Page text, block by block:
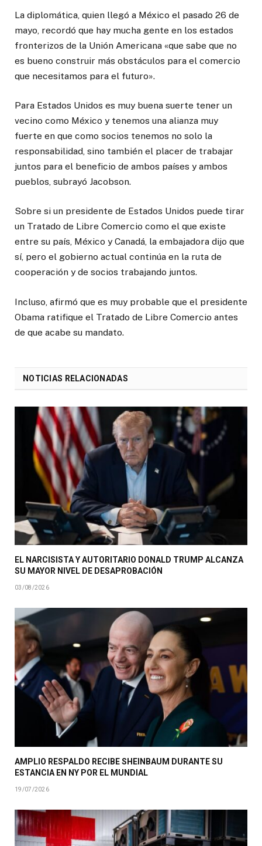
La diplomática, quien llegó a México el pasado 26 de
mayo, recordó que hay mucha gente en los estados
fronterizos de la Unión Americana «que sabe que no
es bueno construir más obstáculos para el comercio
que necesitamos para el futuro».
Para Estados Unidos es muy buena suerte tener un
vecino como México y tenemos una alianza muy
fuerte en que como socios tenemos no solo la
responsabilidad, sino también el placer de trabajar
juntos para el beneficio de ambos países y ambos
pueblos, subrayó Jacobson.
Sobre si un presidente de Estados Unidos puede tirar
un Tratado de Libre Comercio como el que existe
entre su país, México y Canadá, la embajadora dijo que
sí, pero el gobierno actual continúa en la ruta de
cooperación y de socios trabajando juntos.
Incluso, afirmó que es muy probable que el presidente
Obama ratifique el Tratado de Libre Comercio antes
de que acabe su mandato.
NOTICIAS RELACIONADAS
EL NARCISISTA Y AUTORITARIO DONALD TRUMP ALCANZA
SU MAYOR NIVEL DE DESAPROBACIÓN
03/08/2026
AMPLIO RESPALDO RECIBE SHEINBAUM DURANTE SU
ESTANCIA EN NY POR EL MUNDIAL
19/07/2026